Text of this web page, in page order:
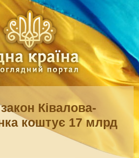
Ківалова-
коштує 17 млрд